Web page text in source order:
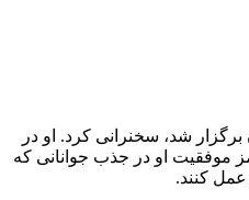
برگزار شد، سخنرانی کرد. او در
رمز موفقیت او در جذب جوانانی که
کنند.